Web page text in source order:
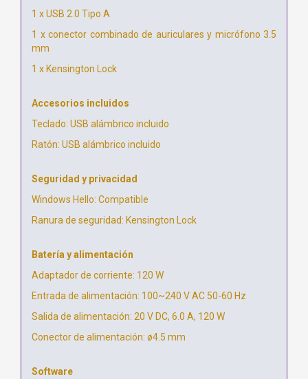
1 x USB 2.0 Tipo A
1 x conector combinado de auriculares y micrófono 3.5
mm
1 x Kensington Lock
Accesorios incluidos
Teclado: USB alámbrico incluido
Ratón: USB alámbrico incluido
Seguridad y privacidad
Windows Hello: Compatible
Ranura de seguridad: Kensington Lock
Batería y alimentación
Adaptador de corriente: 120 W
Entrada de alimentación: 100~240 V AC 50-60 Hz
Salida de alimentación: 20 V DC, 6.0 A, 120 W
Conector de alimentación: ø4.5 mm
Software